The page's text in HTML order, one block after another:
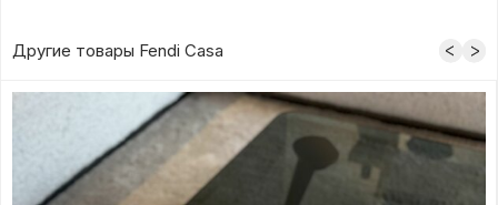
Другие товары Fendi Casa